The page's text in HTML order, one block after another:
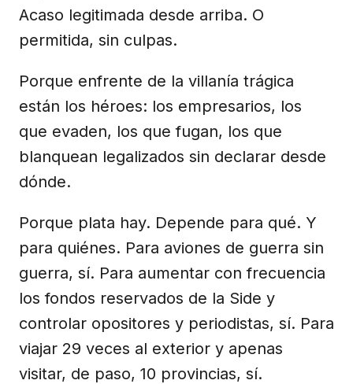
Acaso legitimada desde arriba. O
permitida, sin culpas.
Porque enfrente de la villanía trágica
están los héroes: los empresarios, los
que evaden, los que fugan, los que
blanquean legalizados sin declarar desde
dónde.
Porque plata hay. Depende para qué. Y
para quiénes. Para aviones de guerra sin
guerra, sí. Para aumentar con frecuencia
los fondos reservados de la Side y
controlar opositores y periodistas, sí. Para
viajar 29 veces al exterior y apenas
visitar, de paso, 10 provincias, sí.